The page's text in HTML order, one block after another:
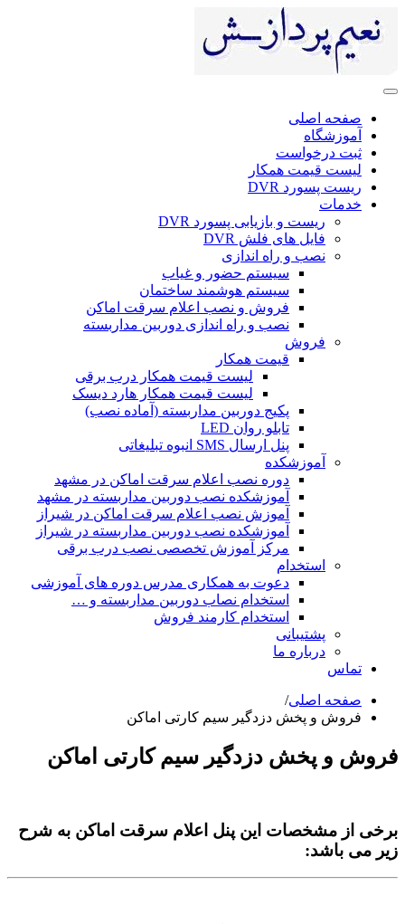
صفحه اصلی
آموزشگاه
ثبت درخواست
لیست قیمت همکار
ریست پسورد DVR
خدمات
ریست و بازیابی پسورد DVR
فایل های فلش DVR
نصب و راه اندازی
سیستم حضور و غیاب
سیستم هوشمند ساختمان
فروش و نصب اعلام سرقت اماکن
نصب و راه اندازی دوربین مداربسته
فروش
قیمت همکار
لیست قیمت همکار درب برقی
لیست قیمت همکار هارد دیسک
پکیج دوربین مداربسته (آماده نصب)
تابلو روان LED
پنل ارسال SMS انبوه تبلیغاتی
آموزشکده
دوره نصب اعلام سرقت اماکن در مشهد
آموزشکده نصب دوربین مداربسته در مشهد
آموزش نصب اعلام سرقت اماکن در شیراز
آموزشکده نصب دوربین مداربسته در شیراز
مرکز آموزش تخصصی نصب درب برقی
استخدام
دعوت به همکاری مدرس دوره های آموزشی
استخدام نصاب دوربین مداربسته و …
استخدام کارمند فروش
پشتیبانی
درباره ما
تماس
صفحه اصلی/
فروش و پخش دزدگیر سیم کارتی اماکن
فروش و پخش دزدگیر سیم کارتی اماکن
برخی از مشخصات این پنل اعلام سرقت اماکن به شرح
زیر می باشد: